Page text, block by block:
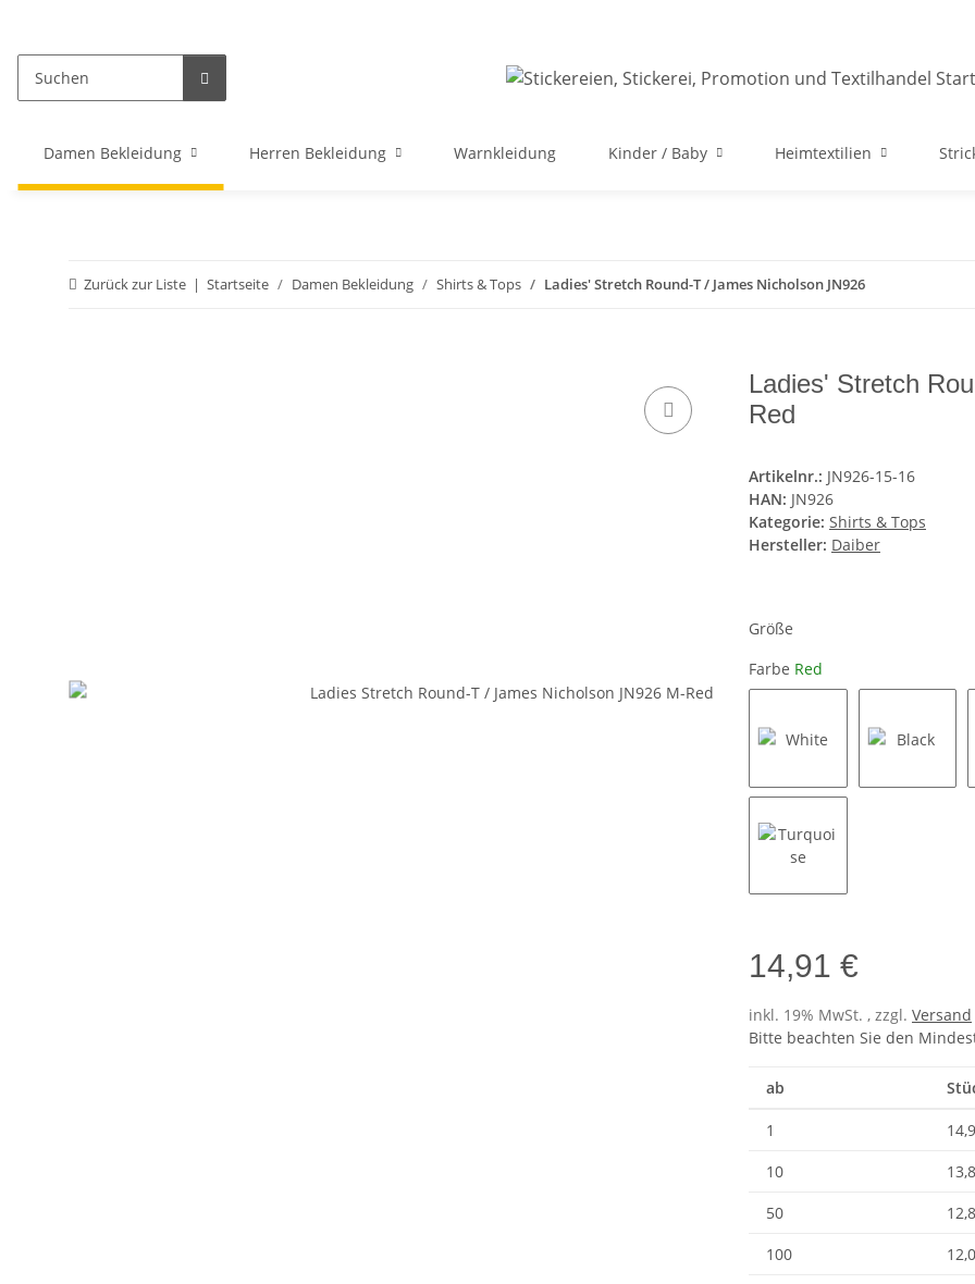
Damen Bekleidung Herren Bekleidung Warnkleidung Kinder / Baby Heimtextilien
Zurück zur Liste Startseite Damen Bekleidung Shirts & Tops Ladies' Stretch Round-T / James Nicholson JN926
Ladies' Stretch
Red
Artikelnr.: JN926-15-16
HAN: JN926
Kategorie: Shirts & Tops
Hersteller: Daiber
Größe
Farbe Red
White
14,91 €
inkl. 19% MwSt. , zzgl. Versand
Bitte beachten Sie den
ab
1
10
50
100